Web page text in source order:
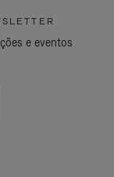
e eventos